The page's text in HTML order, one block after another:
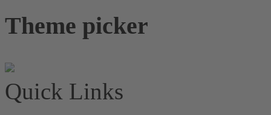
Theme picker
Quick Links